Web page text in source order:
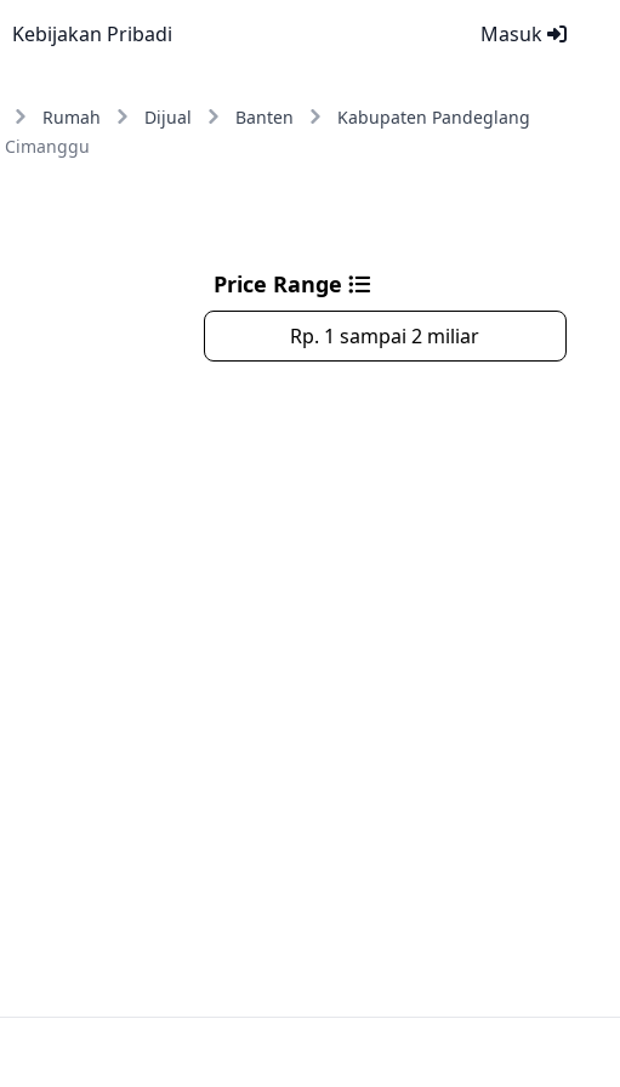
Masuk
Kebijakan Pribadi
Rumah Dijual Banten
Kabupaten Pandeglang
Cimanggu
Price Range
Rp. 1 sampai 2 miliar